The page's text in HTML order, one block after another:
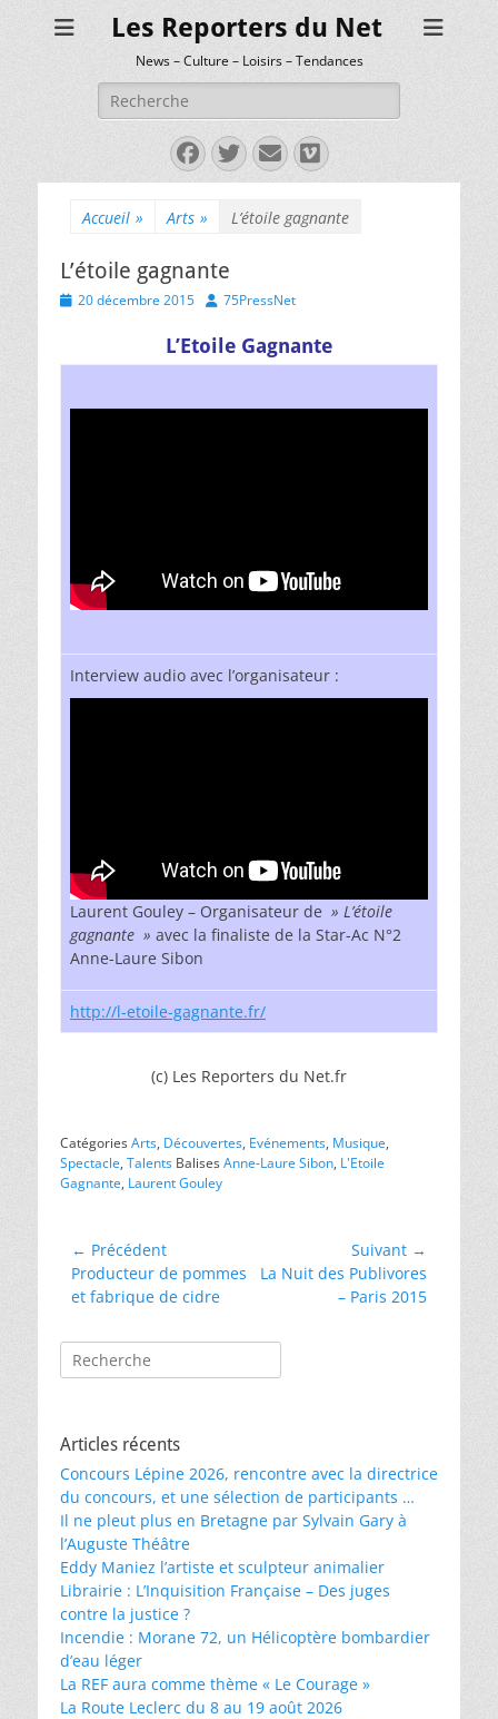
Les Reporters du Net
News – Culture – Loisirs – Tendances
Rechercher :
Facebook
Twitter
E-
mail
Vimeo
Accueil » Arts » L’étoile gagnante
L’étoile gagnante
Posted
20 décembre 2015 Author
75PressNet
L’Etoile Gagnante
Interview audio avec l’organisateur :
Laurent Gouley – Organisateur de » L’étoile
gagnante » avec la finaliste de la Star-Ac N°2
Anne-Laure Sibon
http://l-etoile-gagnante.fr/
(c) Les Reporters du Net.fr
CatégoriesArts, Découvertes, Evénements, Musique,
Spectacle, Talents BalisesAnne-Laure Sibon, L'Etoile
Gagnante, Laurent Gouley
Navigation
de
l’article
← Précédent
Article
précédent :
Producteur de pommes
et fabrique de cidre
Suivant →
Article
La Nuit des Publivores
– Paris 2015
Rechercher :
Articles récents
Concours Lépine 2026, rencontre avec la directrice
du concours, et une sélection de participants …
Il ne pleut plus en Bretagne par Sylvain Gary à
l’Auguste Théâtre
Eddy Maniez l’artiste et sculpteur animalier
Librairie : L’Inquisition Française – Des juges
contre la justice ?
Incendie : Morane 72, un Hélicoptère bombardier
d’eau léger
La REF aura comme thème « Le Courage »
La Route Leclerc du 8 au 19 août 2026